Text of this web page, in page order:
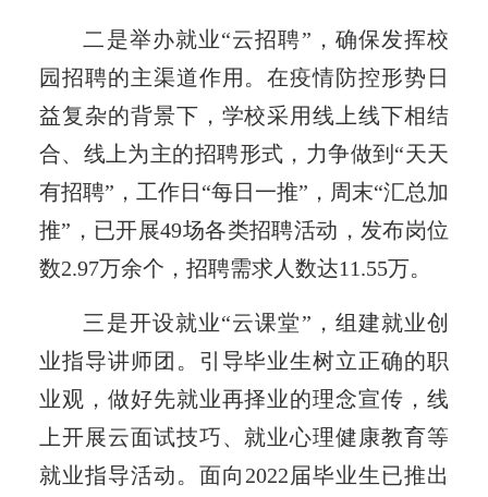
二是举办就业“云招聘”，确保发挥校
园招聘的主渠道作用。在疫情防控形势日
益复杂的背景下，学校采用线上线下相结
合、线上为主的招聘形式，力争做到“天天
有招聘”，工作日“每日一推”，周末“汇总加
推”，已开展49场各类招聘活动，发布岗位
数2.97万余个，招聘需求人数达11.55万。
三是开设就业“云课堂”，组建就业创
业指导讲师团。引导毕业生树立正确的职
业观，做好先就业再择业的理念宣传，线
上开展云面试技巧、就业心理健康教育等
就业指导活动。面向2022届毕业生已推出